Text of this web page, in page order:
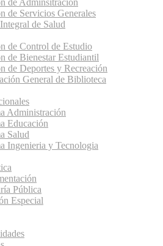
de Adminsitración
de Servicios Generales
de Salud
de Control de Estudio
de Bienestar Estudiantil
de Deportes y Recreación
General de Biblioteca
Administración
Educación
Salud
Ingenieria y Tecnologia
Pública
Especial